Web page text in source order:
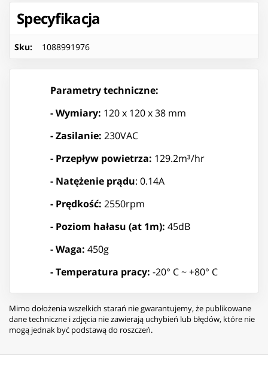
Specyfikacja
Sku: 1088991976
Parametry techniczne:
- Wymiary: 120 x 120 x 38 mm
- Zasilanie: 230VAC
- Przepływ powietrza: 129.2m³/hr
- Natężenie prądu: 0.14A
- Prędkość: 2550rpm
- Poziom hałasu (at 1m): 45dB
- Waga: 450g
- Temperatura pracy: -20° C ~ +80° C
Mimo dołożenia wszelkich starań nie gwarantujemy, że publikowane
dane techniczne i zdjęcia nie zawierają uchybień lub błędów, które nie
mogą jednak być podstawą do roszczeń.